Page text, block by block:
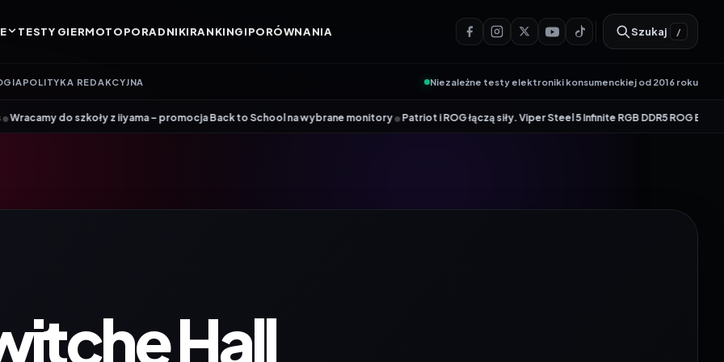
TESTY GIERMOTOPORADNIKIRANKINGIPORÓWNANIA Szukaj /
POLITYKA REDAKCYJNA Niezależne testy elektroniki konsumenckiej od 2016 roku
z iiyama – promocja Back to School na wybrane monitory•Patriot i ROG łączą siły. Viper Steel 5 Infinite RGB DDR5 ROG Edition oferuje
Hall